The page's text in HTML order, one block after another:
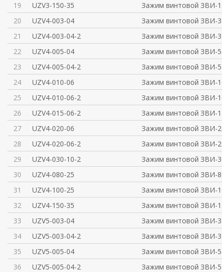
19
UZV3-150-35
Зажим винтовой ЗВИ-
20
UZV4-003-04
Зажим винтовой ЗВИ-3
21
UZV4-003-04-2
Зажим винтовой ЗВИ-3
22
UZV4-005-04
Зажим винтовой ЗВИ-5
23
UZV4-005-04-2
Зажим винтовой ЗВИ-5
24
UZV4-010-06
Зажим винтовой ЗВИ-
25
UZV4-010-06-2
Зажим винтовой ЗВИ-
26
UZV4-015-06-2
Зажим винтовой ЗВИ-
27
UZV4-020-06
Зажим винтовой ЗВИ-
28
UZV4-020-06-2
Зажим винтовой ЗВИ-
29
UZV4-030-10-2
Зажим винтовой ЗВИ-
30
UZV4-080-25
Зажим винтовой ЗВИ-
31
UZV4-100-25
Зажим винтовой ЗВИ-
32
UZV4-150-35
Зажим винтовой ЗВИ-
33
UZV5-003-04
Зажим винтовой ЗВИ-3
34
UZV5-003-04-2
Зажим винтовой ЗВИ-3
35
UZV5-005-04
Зажим винтовой ЗВИ-5
36
UZV5-005-04-2
Зажим винтовой ЗВИ-5